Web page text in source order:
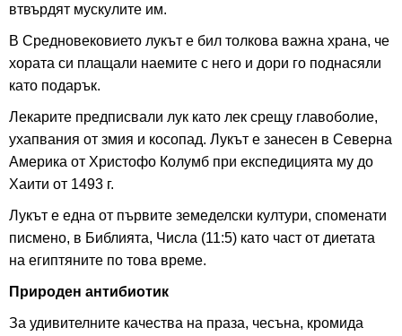
втвърдят мускулите им.
В Средновековието лукът е бил толкова важна храна, че
хората си плащали наемите с него и дори го поднасяли
като подарък.
Лекарите предписвали лук като лек срещу главоболие,
ухапвания от змия и косопад. Лукът е занесен в Северна
Америка от Христофо Колумб при експедицията му до
Хаити от 1493 г.
Лукът е една от първите земеделски култури, споменати
писмено, в Библията, Числа (11:5) като част от диетата
на египтяните по това време.
Природен антибиотик
За удивителните качества на праза, чесъна, кромида